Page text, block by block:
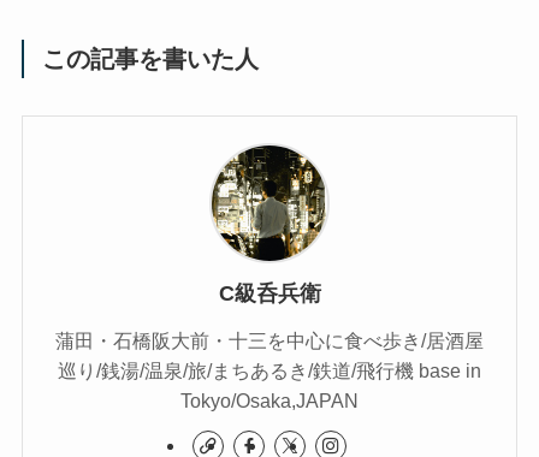
この記事を書いた人
C級呑兵衛
蒲田・石橋阪大前・十三を中心に食べ歩き/居酒屋
巡り/銭湯/温泉/旅/まちあるき/鉄道/飛行機 base in
Tokyo/Osaka,JAPAN